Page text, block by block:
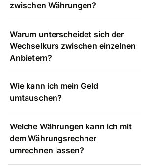
zwischen Währungen?
Warum unterscheidet sich der
Wechselkurs zwischen einzelnen
Anbietern?
Wie kann ich mein Geld
umtauschen?
Welche Währungen kann ich mit
dem Währungsrechner
umrechnen lassen?